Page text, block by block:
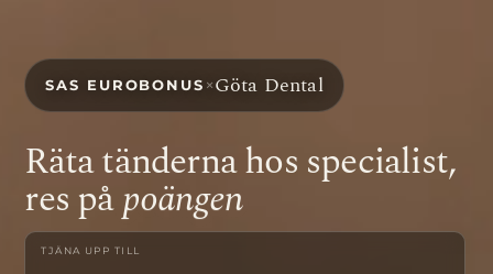
SAS EUROBONUS ×Göta Dental
Räta tänderna hos specialist,
res påpoängen
TJÄNA UPP TILL